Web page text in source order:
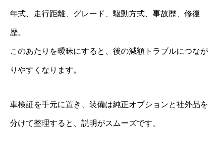
年式、走行距離、グレード、駆動方式、事故歴、修復
歴。
このあたりを曖昧にすると、後の減額トラブルにつなが
りやすくなります。
車検証を手元に置き、装備は純正オプションと社外品を
分けて整理すると、説明がスムーズです。